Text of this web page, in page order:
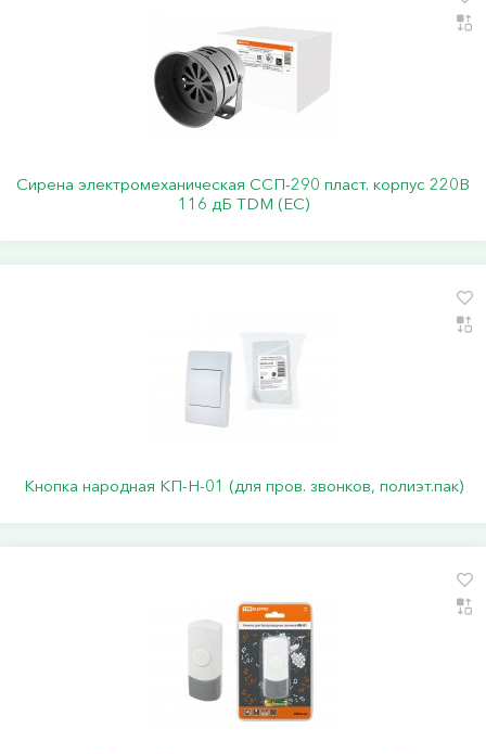
Сирена электромеханическая ССП-290 пласт. корпус 220В
116 дБ TDM (ЕС)
Кнопка народная КП-Н-01 (для пров. звонков, полиэт.пак)